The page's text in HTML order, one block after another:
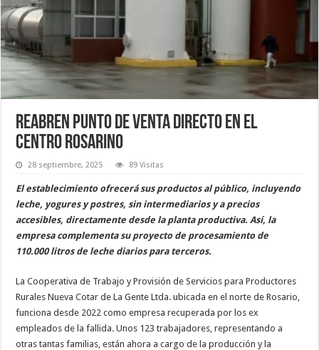
Reabren punto de venta directo en el
centro rosarino
28 septiembre, 2025 89 Visitas
El establecimiento ofrecerá sus productos al público, incluyendo
leche, yogures y postres, sin intermediarios y a precios
accesibles, directamente desde la planta productiva. Así, la
empresa complementa su proyecto de procesamiento de
110.000 litros de leche diarios para terceros.
La Cooperativa de Trabajo y Provisión de Servicios para Productores
Rurales Nueva Cotar de La Gente Ltda. ubicada en el norte de Rosario,
funciona desde 2022 como empresa recuperada por los ex
empleados de la fallida. Unos 123 trabajadores, representando a
otras tantas familias, están ahora a cargo de la producción y la